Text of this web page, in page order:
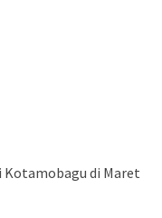
Kotamobagu di Maret